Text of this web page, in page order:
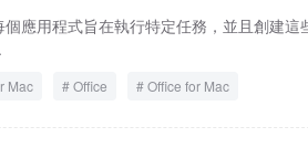
應用程式旨在執行特定任務，並且創建這
Mac Office Office for Mac